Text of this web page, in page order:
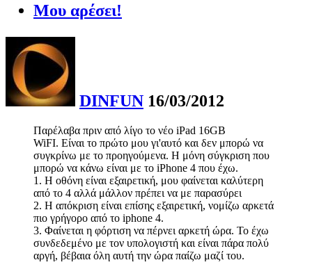
Μου αρέσει!
DINFUN 16/03/2012
Παρέλαβα πριν από λίγο το νέο iPad 16GB
WiFI. Είναι το πρώτο μου γι'αυτό και δεν μπορώ να
συγκρίνω με το προηγούμενα. Η μόνη σύγκριση που
μπορώ να κάνω είναι με το iPhone 4 που έχω.
1. Η οθόνη είναι εξαιρετική, μου φαίνεται καλύτερη
από το 4 αλλά μάλλον πρέπει να με παρασύρει
2. Η απόκριση είναι επίσης εξαιρετική, νομίζω αρκετά
πιο γρήγορο από το iphone 4.
3. Φαίνεται η φόρτιση να πέρνει αρκετή ώρα. Το έχω
συνδεδεμένο με τον υπολογιστή και είναι πάρα πολύ
αργή, βέβαια όλη αυτή την ώρα παίζω μαζί του.